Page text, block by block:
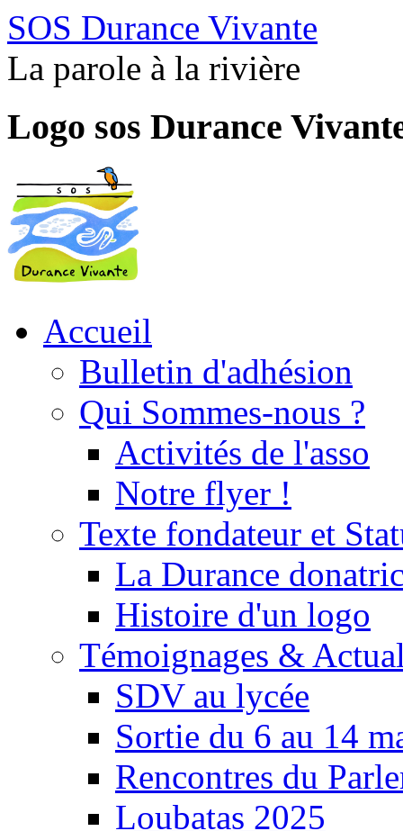
SOS Durance Vivante
La parole à la rivière
Logo sos Durance
Accueil
Bulletin d'adhésion
Qui Sommes-nous ?
Activités de l'asso
Notre flyer !
Texte fondateur et
La Durance
Histoire d'un logo
Témoignages &
SDV au lycée
Sortie du 6 au 14
Rencontres du
Loubatas 2025